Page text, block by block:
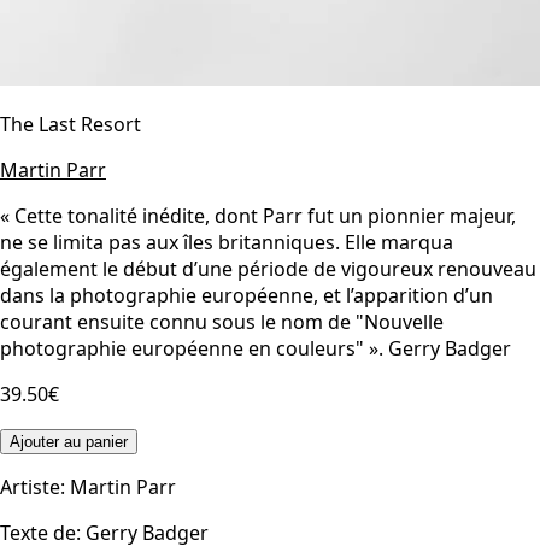
The Last Resort
Martin Parr
« Cette tonalité inédite, dont Parr fut un pionnier majeur,
ne se limita pas aux îles britanniques. Elle marqua
également le début d’une période de vigoureux renouveau
dans la photographie européenne, et l’apparition d’un
courant ensuite connu sous le nom de "Nouvelle
photographie européenne en couleurs" ». Gerry Badger
39.50€
Ajouter au panier
Artiste: Martin Parr
Texte de: Gerry Badger